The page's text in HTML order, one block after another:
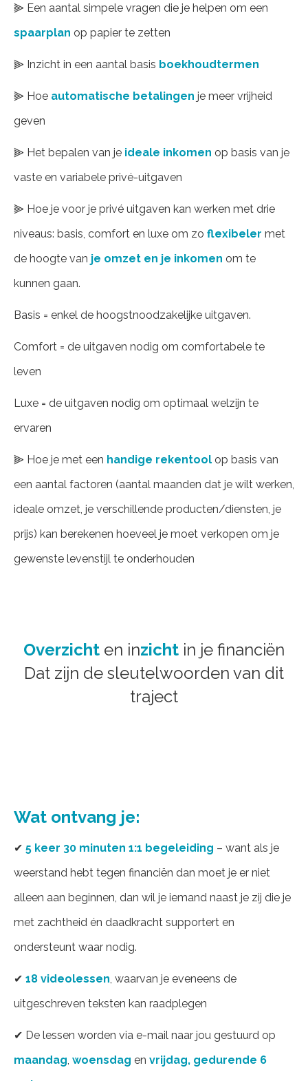
⫸ Een aantal simpele vragen die je helpen om een
spaarplan op papier te zetten
⫸ Inzicht in een aantal basis boekhoudtermen
⫸ Hoe automatische betalingen je meer vrijheid
geven
⫸ Het bepalen van je ideale inkomen op basis van je
vaste en variabele privé-uitgaven
⫸ Hoe je voor je privé uitgaven kan werken met drie
niveaus: basis, comfort en luxe om zo flexibeler met
de hoogte van je omzet en je inkomen om te
kunnen gaan.
Basis = enkel de hoogstnoodzakelijke uitgaven.
Comfort = de uitgaven nodig om comfortabele te
leven
Luxe = de uitgaven nodig om optimaal welzijn te
ervaren
⫸ Hoe je met een handige rekentool op basis van
een aantal factoren (aantal maanden dat je wilt werken,
ideale omzet, je verschillende producten/diensten, je
prijs) kan berekenen hoeveel je moet verkopen om je
gewenste levenstijl te onderhouden
Overzicht en inzicht in je financiën
Dat zijn de sleutelwoorden van dit
traject
Wat ontvang je:
✔ 5 keer 30 minuten 1:1 begeleiding – want als je
weerstand hebt tegen financiën dan moet je er niet
alleen aan beginnen, dan wil je iemand naast je zij die je
met zachtheid én daadkracht supportert en
ondersteunt waar nodig.
✔ 18 videolessen, waarvan je eveneens de
uitgeschreven teksten kan raadplegen
✔ De lessen worden via e-mail naar jou gestuurd op
maandag, woensdag en vrijdag, gedurende 6